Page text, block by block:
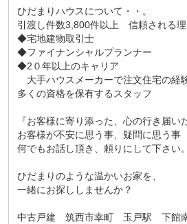
ひだまりハウスについて・・。
引渡し件数3,800件以上 信頼される
◆宅地建物取引士
◆ファイナンシャルプランナー
◆2０年以上のキャリア
大手ハウスメーカーで注文住宅の経
多くの資格を保有するスタッフ
『お客様に寄り添った、心の行き届い
お客様が不安に思う事、疑問に思う事
何でもお話し頂き、頼りにして下さい。
ひだまりのような温かいお家を、
一緒にお探ししませんか？
中古戸建 筑西市幸町 玉戸駅 下館